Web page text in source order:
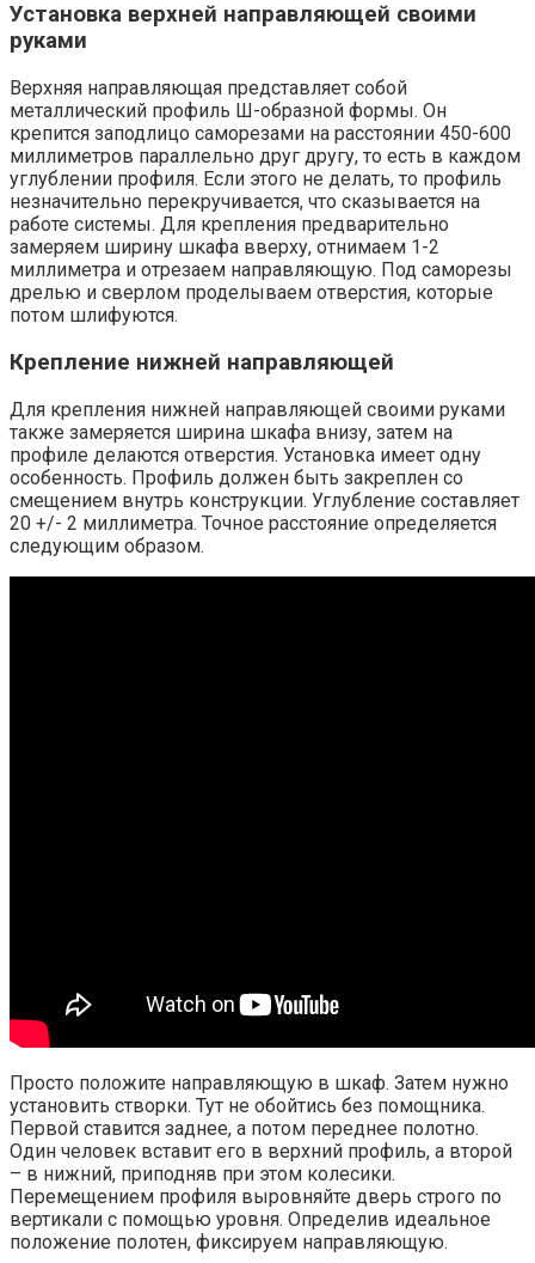
Установка верхней направляющей своими
руками
Верхняя направляющая представляет собой
металлический профиль Ш-образной формы. Он
крепится заподлицо саморезами на расстоянии 450-600
миллиметров параллельно друг другу, то есть в каждом
углублении профиля. Если этого не делать, то профиль
незначительно перекручивается, что сказывается на
работе системы. Для крепления предварительно
замеряем ширину шкафа вверху, отнимаем 1-2
миллиметра и отрезаем направляющую. Под саморезы
дрелью и сверлом проделываем отверстия, которые
потом шлифуются.
Крепление нижней направляющей
Для крепления нижней направляющей своими руками
также замеряется ширина шкафа внизу, затем на
профиле делаются отверстия. Установка имеет одну
особенность. Профиль должен быть закреплен со
смещением внутрь конструкции. Углубление составляет
20 +/- 2 миллиметра. Точное расстояние определяется
следующим образом.
Просто положите направляющую в шкаф. Затем нужно
установить створки. Тут не обойтись без помощника.
Первой ставится заднее, а потом переднее полотно.
Один человек вставит его в верхний профиль, а второй
– в нижний, приподняв при этом колесики.
Перемещением профиля выровняйте дверь строго по
вертикали с помощью уровня. Определив идеальное
положение полотен, фиксируем направляющую.